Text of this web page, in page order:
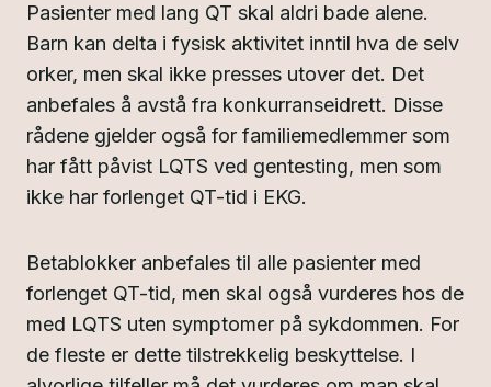
Pasienter med lang QT skal aldri bade alene.
Barn kan delta i fysisk aktivitet inntil hva de selv
orker, men skal ikke presses utover det. Det
anbefales å avstå fra konkurranseidrett. Disse
rådene gjelder også for familiemedlemmer som
har fått påvist LQTS ved gentesting, men som
ikke har forlenget QT-tid i EKG.
Betablokker anbefales til alle pasienter med
forlenget QT-tid, men skal også vurderes hos de
med LQTS uten symptomer på sykdommen. For
de fleste er dette tilstrekkelig beskyttelse. I